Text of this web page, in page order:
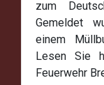
zum
Gemeldet
einem
Lesen Sie
Feuerwehr